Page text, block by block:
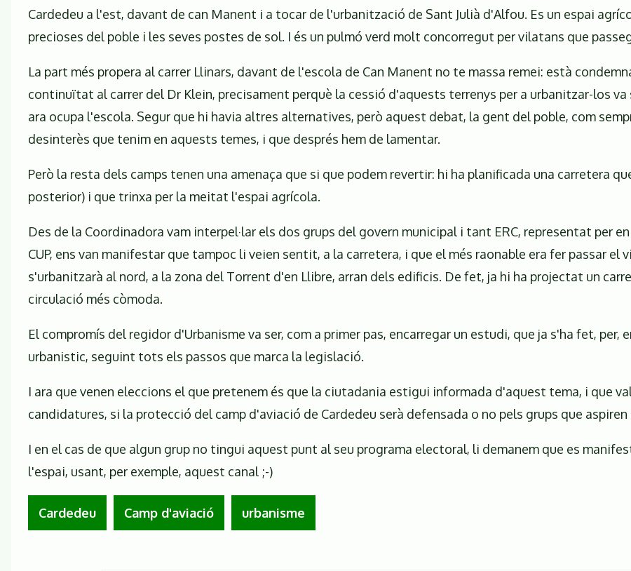
Cardedeu a l'est, davant de can Manent i a tocar de l'urbanització de Sant Julià d'Alfou. Es un espai
precioses del poble i les seves postes de sol. I és un pulmó verd molt concorregut per vilatans que
La part més propera al carrer Llinars, davant de l'escola de Can Manent no te massa remei: està
continuïtat al carrer del Dr Klein, precisament perquè la cessió d'aquests terrenys per a urbanitzar-los
ara ocupa l'escola. Segur que hi havia altres alternatives, però aquest debat, la gent del poble, com
desinterès que tenim en aquests temes, i que després hem de lamentar.
Però la resta dels camps tenen una amenaça que si que podem revertir: hi ha planificada una carretera
posterior) i que trinxa per la meitat l'espai agrícola.
Des de la Coordinadora vam interpel·lar els dos grups del govern municipal i tant ERC, representat per
CUP, ens van manifestar que tampoc li veien sentit, a la carretera, i que el més raonable era fer passar
s'urbanitzarà al nord, a la zona del Torrent d'en Llibre, arran dels edificis. De fet, ja hi ha projectat un
circulació més còmoda.
El compromís del regidor d'Urbanisme va ser, com a primer pas, encarregar un estudi, que ja s'ha fet, per,
urbanistic, seguint tots els passos que marca la legislació.
I ara que venen eleccions el que pretenem és que la ciutadania estigui informada d'aquest tema, i que
candidatures, si la protecció del camp d'aviació de Cardedeu serà defensada o no pels grups que
I en el cas de que algun grup no tingui aquest punt al seu programa electoral, li demanem que es
l'espai, usant, per exemple, aquest canal ;-)
Cardedeu Camp d'aviació urbanisme